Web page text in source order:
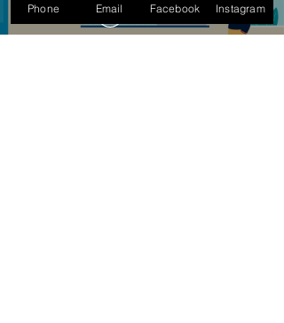
Play Video
Phone Email Facebook Instagram